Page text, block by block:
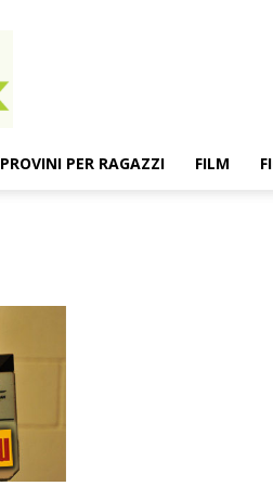
PROVINI PER RAGAZZI FILM